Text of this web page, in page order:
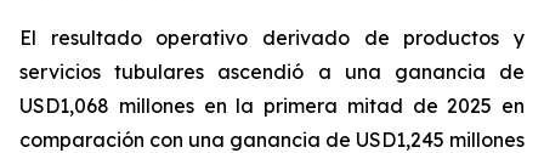
El resultado operativo derivado de productos y
servicios tubulares ascendió a una ganancia de
USD1,068 millones en la primera mitad de 2025 en
comparación con una ganancia de USD1,245 millones